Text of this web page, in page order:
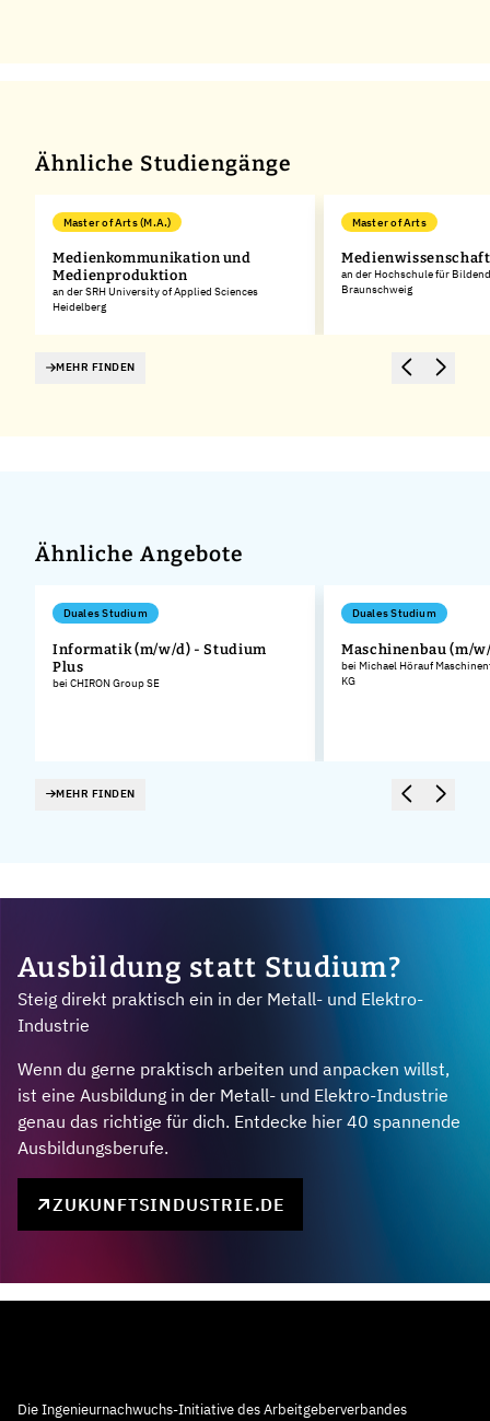
Ähnliche Studiengänge
Master of Arts (M.A.)
Medienkommunikation und
Medienproduktion
an der SRH University of Applied Sciences
Heidelberg
Master of Arts
an der Hochschule für
Braunschweig
MEHR FINDEN
Ähnliche Angebote
Duales Studium
Informatik (m/w/d) - Studium
Plus
bei CHIRON Group SE
Duales Studium
Maschinenbau (m/
bei Michael Hörauf
KG
MEHR FINDEN
Ausbildung statt Studium?
Steig direkt praktisch ein in der Metall- und Elektro-
Industrie
Wenn du gerne praktisch arbeiten und anpacken willst,
ist eine Ausbildung in der Metall- und Elektro-Industrie
genau das richtige für dich. Entdecke hier 40 spannende
Ausbildungsberufe.
ZUKUNFTSINDUSTRIE.DE
Die Ingenieurnachwuchs-Initiative des Arbeitgeberverbandes